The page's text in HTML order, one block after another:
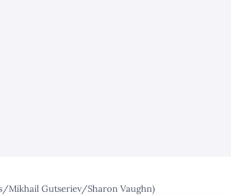
Gutseriev/Sharon Vaughn)